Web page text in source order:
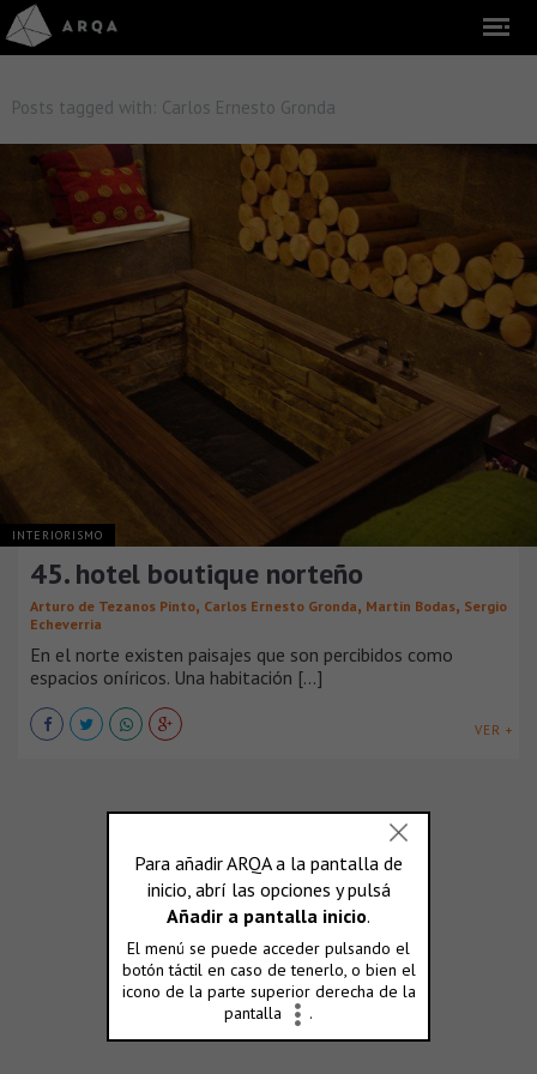
Posts tagged with: Carlos Ernesto Gronda
INTERIORISMO
45. hotel boutique norteño
Arturo de Tezanos Pinto, Carlos Ernesto Gronda, Martin Bodas, Sergio
Echeverria
En el norte existen paisajes que son percibidos como
espacios oníricos. Una habitación [...]
VER +